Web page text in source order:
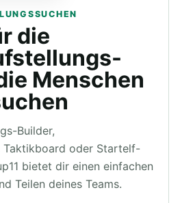
die
Menschen
Builder,
Taktikboard oder Startelf-
bietet dir einen einfachen
Teilen deines Teams.